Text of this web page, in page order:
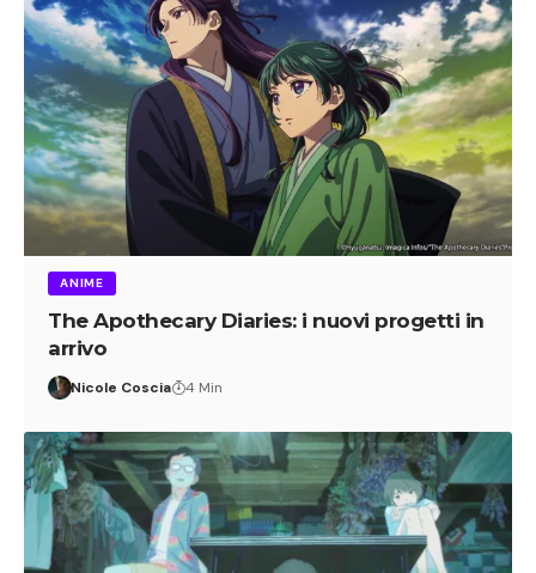
ANIME
The Apothecary Diaries: i nuovi progetti in
arrivo
Nicole Coscia 4 Min